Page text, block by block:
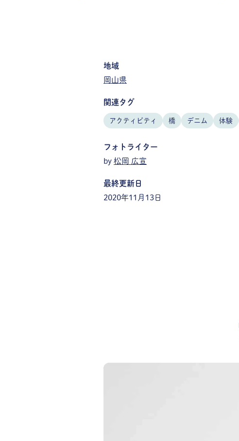
地域
岡山県
関連タグ
アクティビティ 橋 デニム 体験
フォトライター
by 松岡 広宣
最終更新日
2020年11月13日